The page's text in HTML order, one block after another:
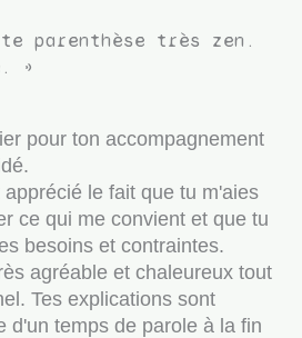
parenthèse très zen.
»
pour ton accompagnement
le fait que tu m'aies
ce qui me convient et que tu
besoins et contraintes.
agréable et chaleureux tout
Tes explications sont
d'un temps de parole à la fin